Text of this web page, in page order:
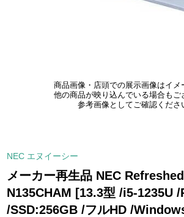
商品画像・店頭での展示画像はイメ
他の商品が映り込んでいる場合もご
参考画像としてご確認くださ
NEC エヌイーシー
メーカー再生品 NEC
N135CHAM [13.3型 /i5-1235U
/SSD:256GB /フルHD /